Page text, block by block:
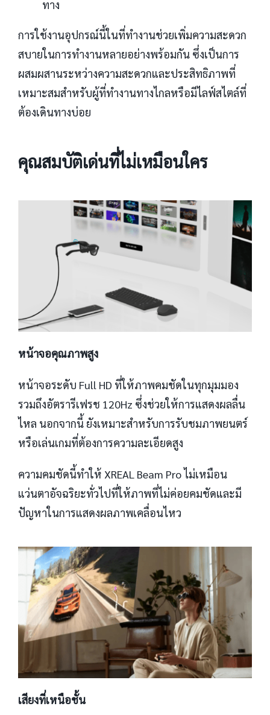
ทาง
การใช้งานอุปกรณ์นี้ในที่ทำงานช่วยเพิ่มความสะดวก
สบายในการทำงานหลายอย่างพร้อมกัน ซึ่งเป็นการ
ผสมผสานระหว่างความสะดวกและประสิทธิภาพที่
เหมาะสมสำหรับผู้ที่ทำงานทางไกลหรือมีไลฟ์สไตล์ที่
ต้องเดินทางบ่อย
คุณสมบัติเด่นที่ไม่เหมือนใคร
หน้าจอคุณภาพสูง
หน้าจอระดับ Full HD ที่ให้ภาพคมชัดในทุกมุมมอง
รวมถึงอัตรารีเฟรช 120Hz ซึ่งช่วยให้การแสดงผลลื่น
ไหล นอกจากนี้ ยังเหมาะสำหรับการรับชมภาพยนตร์
หรือเล่นเกมที่ต้องการความละเอียดสูง
ความคมชัดนี้ทำให้ XREAL Beam Pro ไม่เหมือน
แว่นตาอัจฉริยะทั่วไปที่ให้ภาพที่ไม่ค่อยคมชัดและมี
ปัญหาในการแสดงผลภาพเคลื่อนไหว
เสียงที่เหนือชั้น